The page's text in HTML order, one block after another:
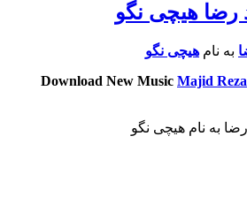
رضا هیچی نگو
به نام هیچی نگو
Download New Music Majid Reza